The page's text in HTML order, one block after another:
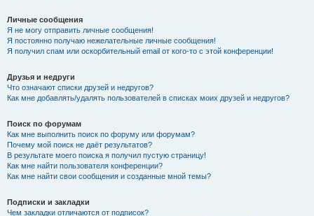
Личные сообщения
Я не могу отправить личные сообщения!
Я постоянно получаю нежелательные личные сообщения!
Я получил спам или оскорбительный email от кого-то с этой конференции!
Друзья и недруги
Что означают списки друзей и недругов?
Как мне добавлять/удалять пользователей в списках моих друзей и недругов?
Поиск по форумам
Как мне выполнить поиск по форуму или форумам?
Почему мой поиск не даёт результатов?
В результате моего поиска я получил пустую страницу!
Как мне найти пользователя конференции?
Как мне найти свои сообщения и созданные мной темы?
Подписки и закладки
Чем закладки отличаются от подписок?